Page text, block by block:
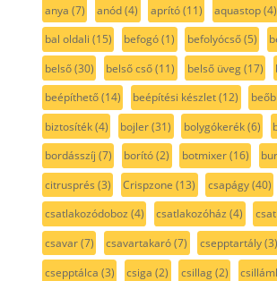
anya (7) anód(4) aprító(11) aquastop(4)
bal oldali (15) befogó(1) befolyócső(5)
belső(30) belső cső(11) belső üveg(17)
beépíthető(14) beépítési készlet(12)
biztosíték(4) bojler(31) bolygókerék(6)
bordásszíj (7) borító(2) botmixer(16)
citrusprés (3) Crispzone (13) csapágy(40)
csatlakozódoboz (4) csatlakozóház (4)
csavar(7) csavartakaró(7) csepptartály(3)
csepptálca (3) csiga (2) csillag(2)